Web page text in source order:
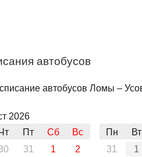
автобусов
автобусов Ломы –
2026
Пт Сб
Вс
31 1
2
Пн
Вт
31
1